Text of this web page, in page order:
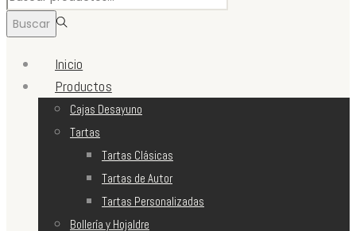
para:>
Buscar
Inicio
Productos
Cajas Desayuno
Tartas
Tartas Clásicas
Tartas de Autor
Tartas Personalizadas
Bollería y Hojaldre